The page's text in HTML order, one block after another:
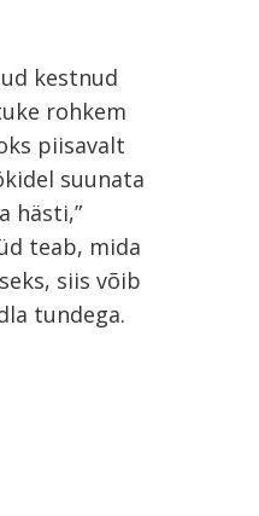
kestnud
rohkem
piisavalt
suunata
hästi,”
teab, mida
siis võib
tundega.